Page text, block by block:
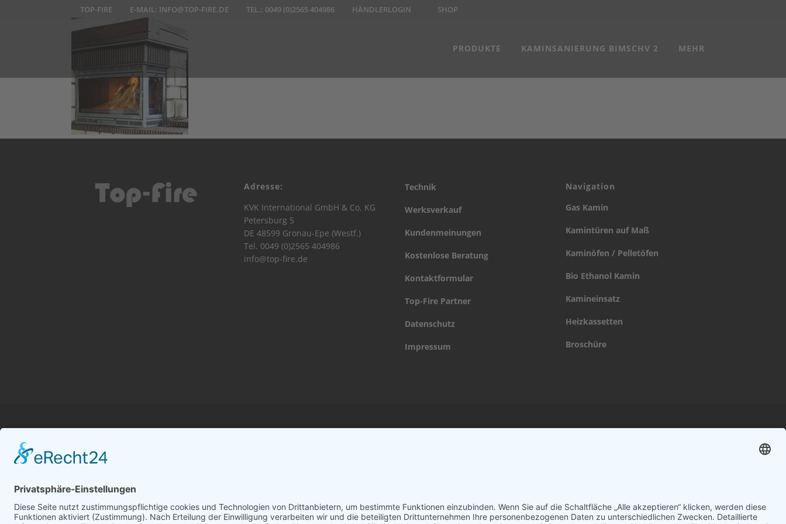
TOP-FIRE E-MAIL: INFO@TOP-FIRE.DE TEL.: 0049 (0)2565 404986 HÄNDLERLOGIN SHOP
PRODUKTE KAMINSANIERUNG BIMSCHV 2 MEHR
Adresse:
KVK International GmbH & Co. KG
Petersburg 5
DE 48599 Gronau-Epe (Westf.)
Tel. 0049 (0)2565 404986
info@top-fire.de
Technik
Werksverkauf
Kundenmeinungen
Kostenlose Beratung
Kontaktformular
Top-Fire Partner
Datenschutz
Impressum
Navigation
Gas Kamin
Kamintüren auf Maß
Kaminöfen / Pelletöfen
Bio Ethanol Kamin
Kamineinsatz
Heizkassetten
Broschüre